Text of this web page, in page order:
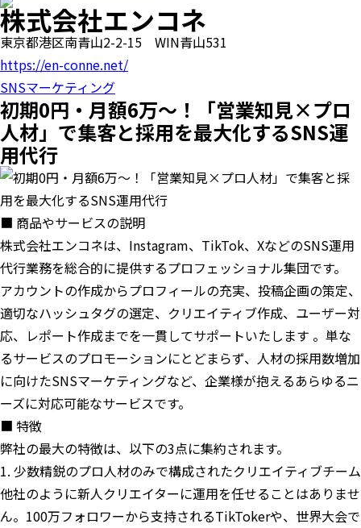
株式会社エンコネ
東京都港区南青山2-2-15 WIN青山531
https://en-conne.net/
SNSマーケティング
初期0円・月額6万～！「営業知見×プロ
人材」で集客と採用を最大化するSNS運
用代行
■ 商品やサービスの説明
株式会社エンコネは、Instagram、TikTok、XなどのSNS運用
代行業務を総合的に提供するプロフェッショナル集団です。
アカウントの作成からプロフィールの充実、投稿企画の策定、
適切なハッシュタグの選定、クリエイティブ作成、ユーザー対
応、レポート作成までを一貫してサポートいたします 。単な
るサービスのプロモーションにとどまらず、人材の採用数増加
に向けたSNSマーケティングなど、企業様が抱えるあらゆるニ
ーズに対応可能なサービスです。
■ 特徴
弊社の最大の特徴は、以下の3点に集約されます。
1. 少数精鋭のプロ人材のみで構成されたクリエイティブチーム
他社のように新人クリエイターに運用を任せることはありませ
ん。100万フォロワーから支持されるTikTokerや、世界大会で